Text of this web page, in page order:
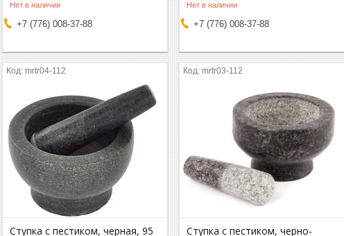
Нет в наличии
+7 (776) 008-37-88
Нет в наличии
+7 (776) 008-37-88
mrtr04-112
Ступка с пестиком, черная, 95
mrtr03-112
Ступка с пестиком, черно-